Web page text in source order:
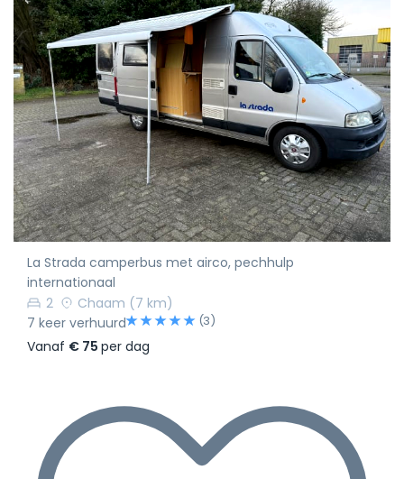
La Strada camperbus met airco, pechhulp
internationaal
2
Chaam (7 km)
7 keer verhuurd
(3)
Vanaf € 75 per dag